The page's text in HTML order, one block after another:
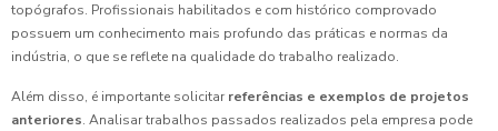
topógrafos. Profissionais habilitados e com histórico comprovado
possuem um conhecimento mais profundo das práticas e normas da
indústria, o que se reflete na qualidade do trabalho realizado.
Além disso, é importante solicitar referências e exemplos de projetos
anteriores. Analisar trabalhos passados realizados pela empresa pode